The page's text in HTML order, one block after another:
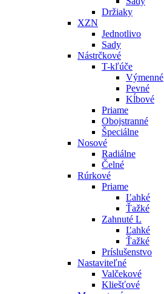
Držiaky
XZN
Jednotlivo
Sady
Nástrčkové
T-kľúče
Výmenné
Pevné
Kĺbové
Priame
Obojstranné
Špeciálne
Nosové
Radiálne
Čelné
Rúrkové
Priame
Ľahké
Ťažké
Zahnuté L
Ľahké
Ťažké
Príslušenstvo
Nastaviteľné
Valčekové
Kliešťové